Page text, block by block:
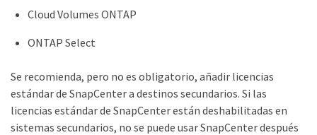
Cloud Volumes ONTAP
ONTAP Select
Se recomienda, pero no es obligatorio, añadir licencias
estándar de SnapCenter a destinos secundarios. Si las
licencias estándar de SnapCenter están deshabilitadas en
sistemas secundarios, no se puede usar SnapCenter después